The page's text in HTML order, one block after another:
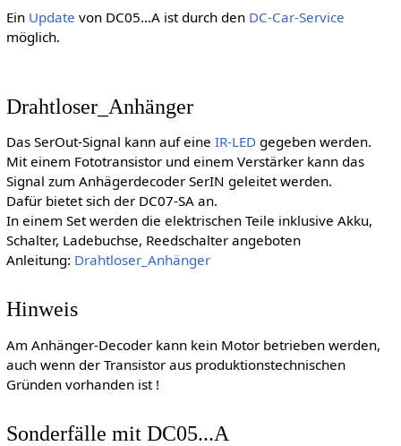
Ein Update von DC05...A ist durch den DC-Car-Service
möglich.
Drahtloser_Anhänger
Das SerOut-Signal kann auf eine IR-LED gegeben werden.
Mit einem Fototransistor und einem Verstärker kann das
Signal zum Anhägerdecoder SerIN geleitet werden.
Dafür bietet sich der DC07-SA an.
In einem Set werden die elektrischen Teile inklusive Akku,
Schalter, Ladebuchse, Reedschalter angeboten
Anleitung: Drahtloser_Anhänger
Hinweis
Am Anhänger-Decoder kann kein Motor betrieben werden,
auch wenn der Transistor aus produktionstechnischen
Gründen vorhanden ist !
Sonderfälle mit DC05...A